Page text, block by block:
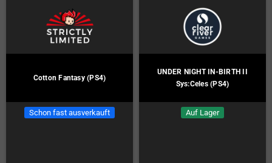
Cotton Fantasy (PS4)
Schon fast ausverkauft
UNDER NIGHT IN-BIRTH II
Sys:Celes (PS4)
Auf Lager